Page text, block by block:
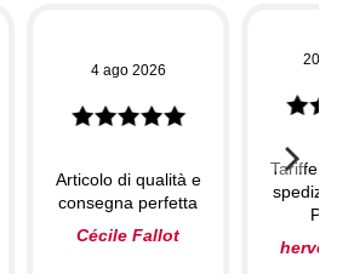
4 ago 2026
Articolo di qualità e
consegna perfetta
Cécile Fallot
20
Tariffe
herve